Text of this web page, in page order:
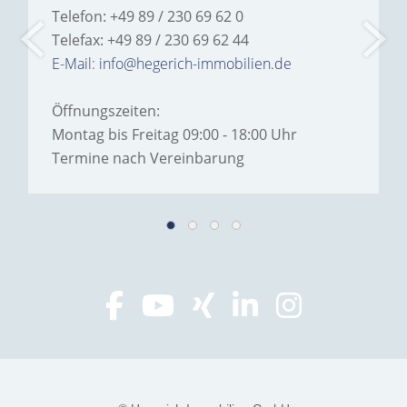
Telefon: +49 89 / 230 69 62 0
Telefax: +49 89 / 230 69 62 44
E-Mail: info@hegerich-immobilien.de
Öffnungszeiten:
Montag bis Freitag 09:00 - 18:00 Uhr
Termine nach Vereinbarung